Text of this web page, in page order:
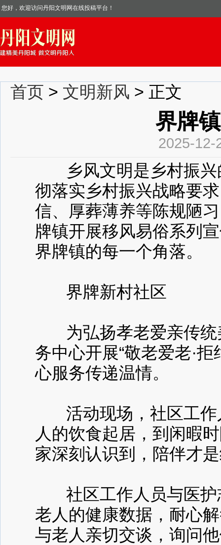
您好，欢迎访问丹阳文明网在线投稿平台！
首页 > 文明新风 > 正文
界牌
2025-
乡风文明是乡村振兴
彻落实乡村振兴战略要
信、厚葬薄养等陈规陋
牌镇开展移风易俗系列
界牌镇的每一个角落。
界牌新村社区
为弘扬孝老爱亲传统
务中心开展“敬老爱老·
心服务传递温情。
活动现场，社区工作
人的饮食起居，到闲暇
家深刻认识到，陪伴才
社区工作人员与医护
老人的健康数据，耐心
与老人亲切交谈，询问